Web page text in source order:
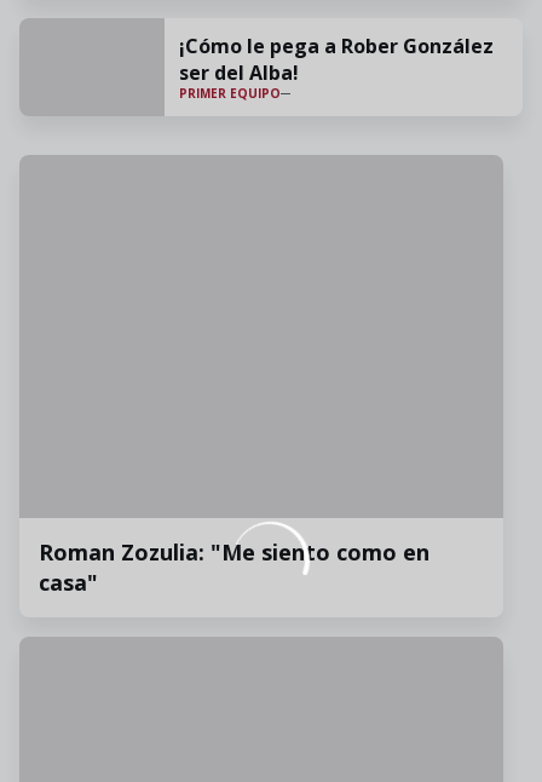
¡Cómo le pega a Rober González
ser del Alba!
PRIMER EQUIPO
Roman Zozulia: "Me siento como en
casa"